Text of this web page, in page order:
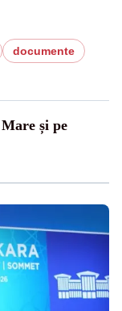
documente
și pe